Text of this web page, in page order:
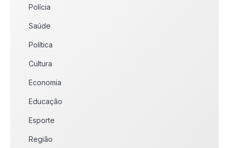
Polícia
Saúde
Política
Cultura
Economia
Educação
Esporte
Região